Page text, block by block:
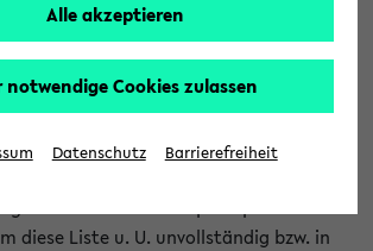
ist semesterübergreifend und nicht
eKVV gewählten Semester.
Liste von Raumänderungen kann nur
wenn den Fakultäten von den Lehrenden
zeitnah mitgeteilt und diese Änderungen
diese Liste u. U. unvollständig bzw. in
Alle akzeptieren
notwendige Cookies zulassen
Datenschutz Barrierefreiheit